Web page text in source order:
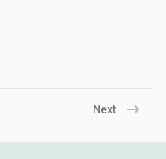
Next